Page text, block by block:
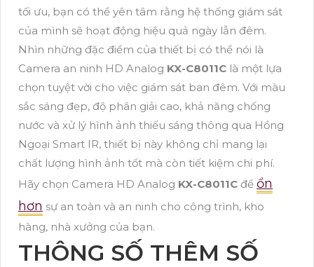
tối ưu, bạn có thể yên tâm rằng hệ thống giám sát
của mình sẽ hoạt động hiệu quả ngày lẫn đêm.
Nhìn những đặc điểm của thiết bị có thể nói là
Camera an ninh HD Analog KX-C8011C là một lựa
chọn tuyệt vời cho việc giám sát ban đêm. Với màu
sắc sáng đẹp, độ phân giải cao, khả năng chống
nước và xử lý hình ảnh thiếu sáng thông qua Hồng
Ngoại Smart IR, thiết bị này không chỉ mang lại
chất lượng hình ảnh tốt mà còn tiết kiệm chi phí.
Hãy chọn Camera HD Analog KX-C8011C để ổn
hơn sự an toàn và an ninh cho công trình, kho
hàng, nhà xưởng của bạn.
THÔNG SỐ THÊM SỐ